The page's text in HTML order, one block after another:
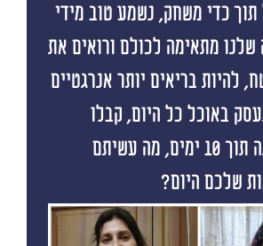
תוך כדי משחק, נשמע טוב מידי
שלנו מתאימה לכולם ורואים את
להיות בריאים יותר אנרגטיים
באוכל כל היום, קבלו
תוצאה ראשונה תוך 10 ימים, מה עשיתם
שלכם היום?